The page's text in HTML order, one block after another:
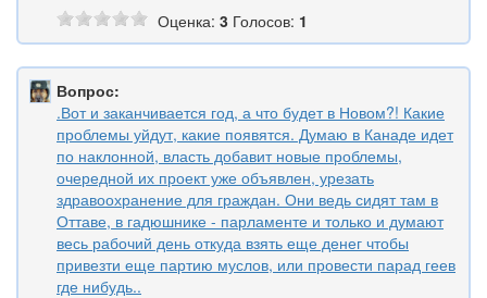
Оценка: 3 Голосов: 1
Вопрос:
.Вот и заканчивается год, а что будет в Новом?! Какие
проблемы уйдут, какие появятся. Думаю в Канаде идет
по наклонной, власть добавит новые проблемы,
очередной их проект уже объявлен, урезать
здравоохранение для граждан. Они ведь сидят там в
Оттаве, в гадюшнике - парламенте и только и думают
весь рабочий день откуда взять еще денег чтобы
привезти еще партию муслов, или провести парад геев
где нибудь..